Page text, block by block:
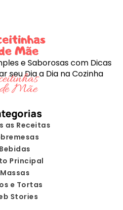
e Saborosas com Dicas
seu Dia a Dia na Cozinha
as Receitas
Bebidas
Principal
Massas
e Tortas
Stories